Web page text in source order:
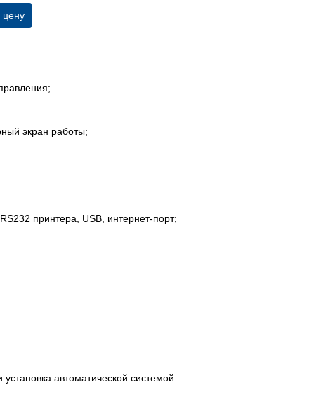
цену
экран работы;
принтера, USB, интернет-порт;
автоматической системой